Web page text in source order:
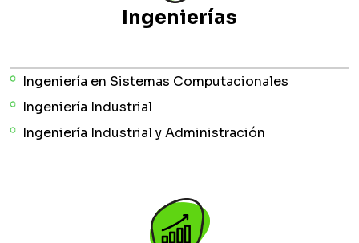
Ingenierías
Ingeniería en Sistemas Computacionales
Ingeniería Industrial
Ingeniería Industrial y Administración